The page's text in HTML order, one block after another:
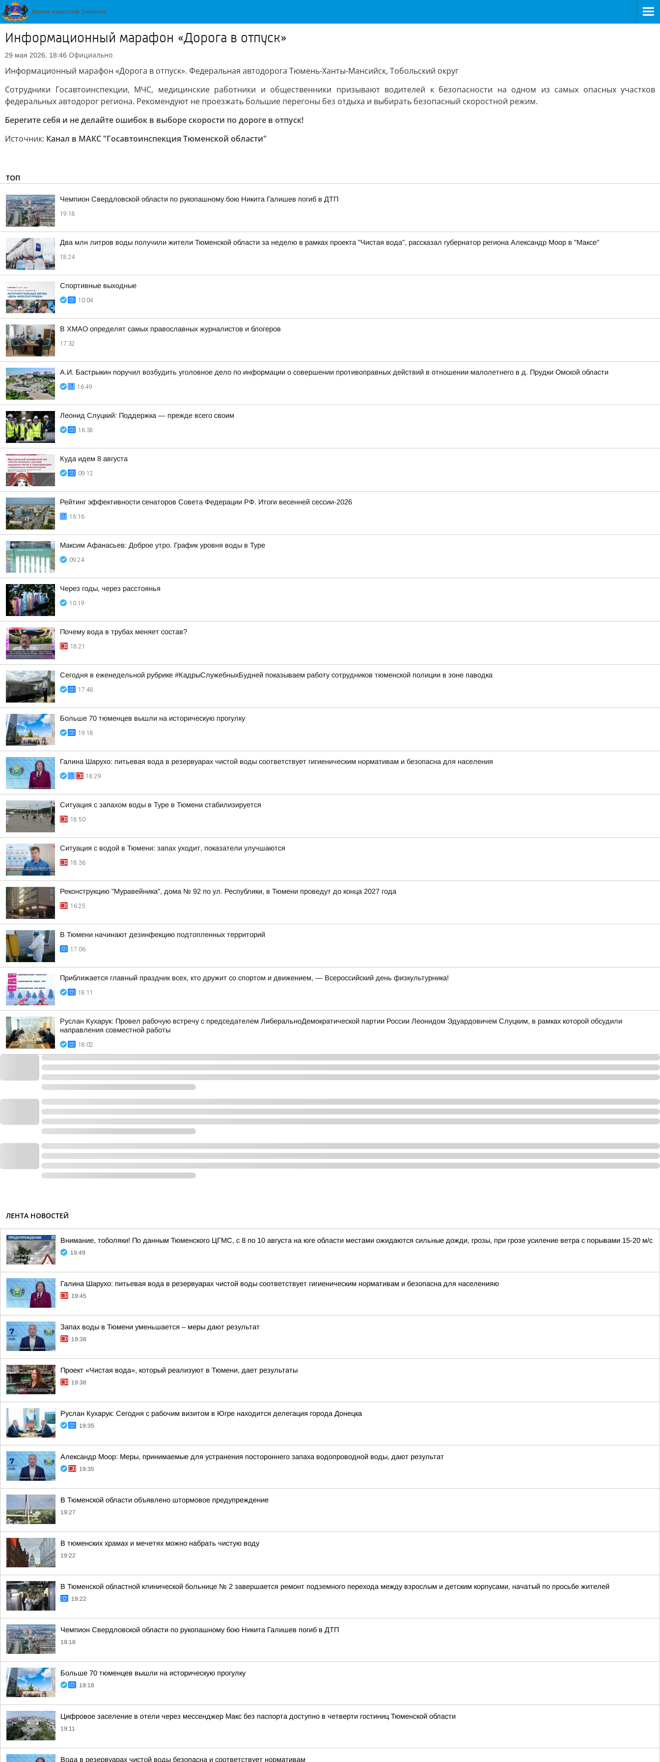
Информационный марафон «Дорога в отпуск»
29 мая 2026, 18:46 Официально
Информационный марафон «Дорога в отпуск». Федеральная автодорога Тюмень-Ханты-Мансийск, Тобольский округ
Сотрудники Госавтоинспекции, МЧС, медицинские работники и общественники призывают водителей к безопасности на одном из самых опасных участков
федеральных автодорог региона. Рекомендуют не проезжать большие перегоны без отдыха и выбирать безопасный скоростной режим.
Берегите себя и не делайте ошибок в выборе скорости по дороге в отпуск!
Источник: Канал в МАКС "Госавтоинспекция Тюменской области"
ТОП
Чемпион Свердловской области по рукопашному бою Никита Галишев погиб в ДТП
19:18
Два млн литров воды получили жители Тюменской области за неделю в рамках проекта "Чистая вода", рассказал губернатор региона Александр Моор в "Максе"
18:24
Спортивные выходные
10:04
В ХМАО определят самых православных журналистов и блогеров
17:32
А.И. Бастрыкин поручил возбудить уголовное дело по информации о совершении противоправных действий в отношении малолетнего в д. Прудки Омской области
16:49
Леонид Слуцкий: Поддержка — прежде всего своим
16:38
Куда идем 8 августа
09:12
Рейтинг эффективности сенаторов Совета Федерации РФ. Итоги весенней сессии-2026
16:16
Максим Афанасьев: Доброе утро. График уровня воды в Туре
09:24
Через годы, через расстоянья
10:19
Почему вода в трубах меняет состав?
18:21
Сегодня в еженедельной рубрике #КадрыСлужебныхБудней показываем работу сотрудников тюменской полиции в зоне паводка
17:48
Больше 70 тюменцев вышли на историческую прогулку
19:18
Галина Шарухо: питьевая вода в резервуарах чистой воды соответствует гигиеническим нормативам и безопасна для населения
18:29
Ситуация с запахом воды в Туре в Тюмени стабилизируется
18:50
Ситуация с водой в Тюмени: запах уходит, показатели улучшаются
18:36
Реконструкцию "Муравейника", дома № 92 по ул. Республики, в Тюмени проведут до конца 2027 года
16:25
В Тюмени начинают дезинфекцию подтопленных территорий
17:06
Приближается главный праздник всех, кто дружит со спортом и движением, — Всероссийский день физкультурника!
18:11
Руслан Кухарук: Провел рабочую встречу с председателем ЛиберальноДемократической партии России Леонидом Эдуардовичем Слуцким, в рамках которой обсудили
направления совместной работы
18:02
ЛЕНТА НОВОСТЕЙ
Внимание, тоболяки! По данным Тюменского ЦГМС, с 8 по 10 августа на юге области местами ожидаются сильные дожди, грозы, при грозе усиление ветра с порывами 15-20 м/с
19:49
Галина Шарухо: питьевая вода в резервуарах чистой воды соответствует гигиеническим нормативам и безопасна для населенияю
19:45
Запах воды в Тюмени уменьшается – меры дают результат
19:38
Проект «Чистая вода», который реализуют в Тюмени, дает результаты
19:38
Руслан Кухарук: Сегодня с рабочим визитом в Югре находится делегация города Донецка
19:35
Александр Моор: Меры, принимаемые для устранения постороннего запаха водопроводной воды, дают результат
19:35
В Тюменской области объявлено штормовое предупреждение
19:27
В тюменских храмах и мечетях можно набрать чистую воду
19:22
В Тюменской областной клинической больнице № 2 завершается ремонт подземного перехода между взрослым и детским корпусами, начатый по просьбе жителей
19:22
Чемпион Свердловской области по рукопашному бою Никита Галишев погиб в ДТП
19:18
Больше 70 тюменцев вышли на историческую прогулку
19:18
Цифровое заселение в отели через мессенджер Макс без паспорта доступно в четверти гостиниц Тюменской области
19:11
Вода в резервуарах чистой воды безопасна и соответствует нормативам